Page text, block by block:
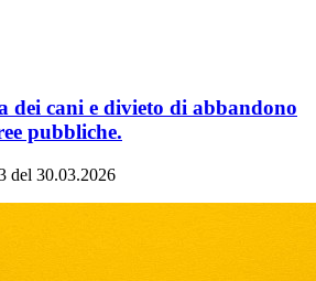
dei cani e divieto di abbandono
pubbliche.
del 30.03.2026